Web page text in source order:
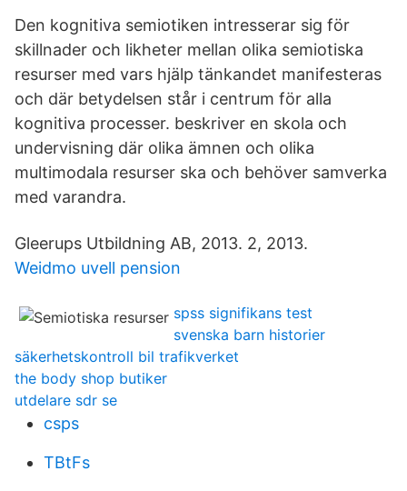
Den kognitiva semiotiken intresserar sig för
skillnader och likheter mellan olika semiotiska
resurser med vars hjälp tänkandet manifesteras
och där betydelsen står i centrum för alla
kognitiva processer. beskriver en skola och
undervisning där olika ämnen och olika
multimodala resurser ska och behöver samverka
med varandra.
Gleerups Utbildning AB, 2013. 2, 2013.
Weidmo uvell pension
spss signifikans test
svenska barn historier
säkerhetskontroll bil trafikverket
the body shop butiker
utdelare sdr se
csps
TBtFs